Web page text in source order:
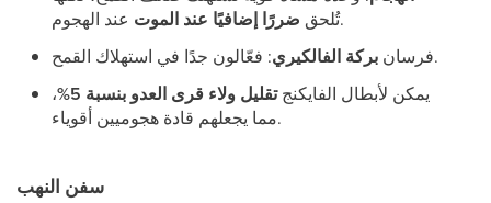
تُلحق ضررًا إضافيًا عند الموت
عند الهجوم.
فرسان بركة الفالكيري
: فعّالون جدًا في استهلاك القمح.
يمكن لأبطال الفايكنجتقليل ولاء قرى العدو بنسبة 5%
،
مما يجعلهم قادة هجوميين أقوياء.
سفن النهب